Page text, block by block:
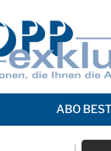
ABO